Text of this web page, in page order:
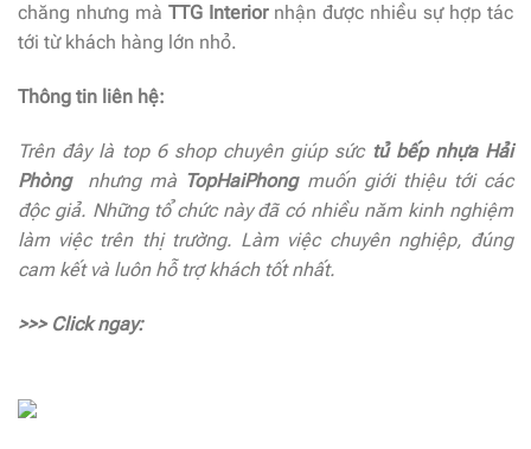
chăng nhưng mà TTG Interior nhận được nhiều sự hợp tác
tới từ khách hàng lớn nhỏ.
Thông tin liên hệ:
Trên đây là top 6 shop chuyên giúp sức tủ bếp nhựa Hải
Phòng
nhưng mà TopHaiPhong muốn giới thiệu tới các
độc giả. Những tổ chức này đã có nhiều năm kinh nghiệm
làm việc trên thị trường. Làm việc chuyên nghiệp, đúng
cam kết và luôn hỗ trợ khách tốt nhất.
>>> Click ngay: